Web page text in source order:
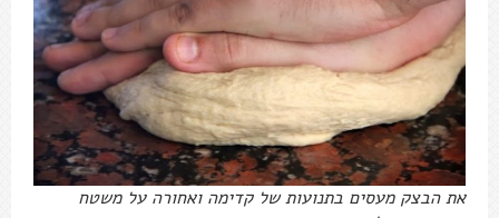
את הבצק מעסים בתנועות של קדימה ואחורה על משטח